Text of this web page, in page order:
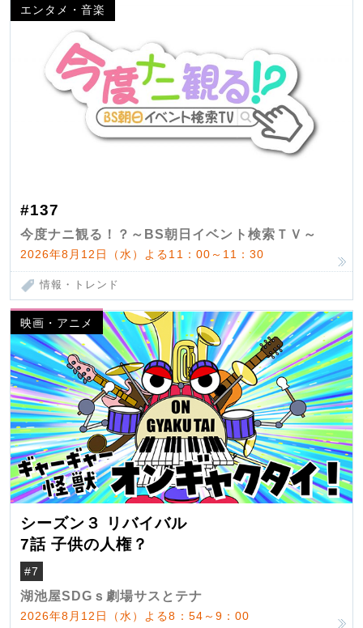
エンタメ・音楽
#137
今度ナニ観る！？～BS朝日イベント検索ＴＶ～
2026年8月12日（水）よる11：00～11：30
情報・トレンド
映画・アニメ
シーズン３ リバイバル
7話 子供の人権？
#7
湖池屋SDGｓ劇場サスとテナ
2026年8月12日（水）よる8：54～9：00